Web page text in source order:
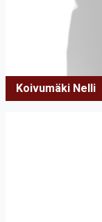
Koivumäki Nelli